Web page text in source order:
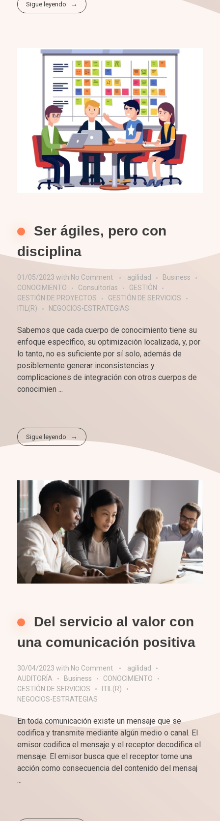
Sigue leyendo
Ser ágiles, pero con
disciplina
01/05/2023 with No Comment agilidad
Business
CONOCIMIENTO
Consultorías
GESTIÓN
GESTIÓN DE PROYECTOS
GESTIÓN DE SERVICIOS
ITIL(R)
NEGOCIOS-ESTRATEGIAS
Sabemos que cada cuerpo de conocimiento tiene su
enfoque específico, su optimización localizada, y, por
lo tanto, no es suficiente por sí solo, además de
posiblemente generar inconsistencias y
complicaciones de integración con otros cuerpos de
conocimien ...
Sigue leyendo
Del servicio al valor con
una comunicación positiva
30/04/2023 with No Comment
agilidad
AUDITORÍA
Business
CONOCIMIENTO
GESTIÓN DE SERVICIOS
ITIL(R)
NEGOCIOS-ESTRATEGIAS
En toda comunicación existe un mensaje que se
codifica y transmite mediante algún medio o canal. El
emisor codifica el mensaje y el receptor decodifica el
mensaje. El emisor busca que el receptor tome una
acción como consecuencia del contenido del mensaj
...